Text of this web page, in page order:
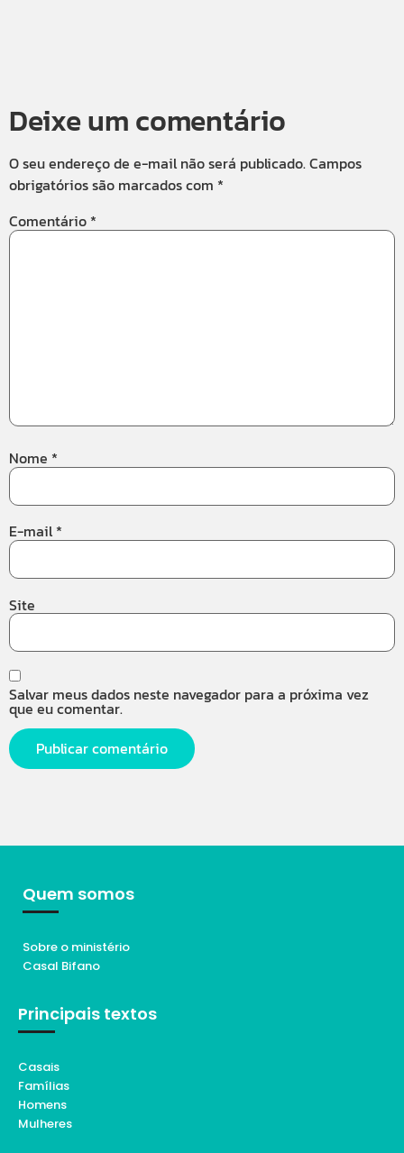
Deixe um comentário
O seu endereço de e-mail não será publicado.Campos
obrigatórios são marcados com *
Comentário *
Nome *
E-mail *
Site
Salvar meus dados neste navegador para a próxima vez
que eu comentar.
Quem somos
Sobre o ministério
Casal Bifano
Principais textos
Casais
Famílias
Homens
Mulheres